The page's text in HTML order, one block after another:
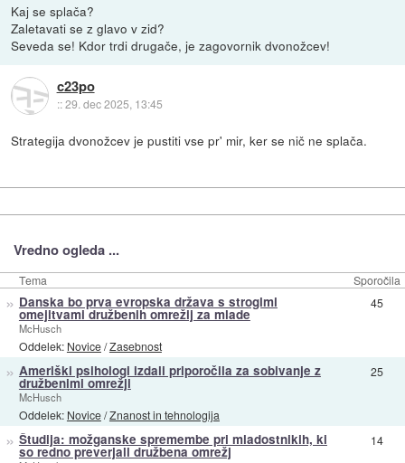
Kaj se splača?
Zaletavati se z glavo v zid?
Seveda se! Kdor trdi drugače, je zagovornik dvonožcev!
c23po
::29. dec 2025, 13:45
Strategija dvonožcev je pustiti vse pr' mir, ker se nič ne splača.
Vredno ogleda ...
Tema Sporočila
» Danska bo prva evropska država s strogimi
omejitvami družbenih omrežij za mlade
McHusch
Oddelek: Novice/Zasebnost
45
» Ameriški psihologi izdali priporočila za sobivanje z
družbenimi omrežji
McHusch
Oddelek: Novice/Znanost in tehnologija
25
» Študija: možganske spremembe pri mladostnikih, ki
so redno preverjali družbena omrežj
14